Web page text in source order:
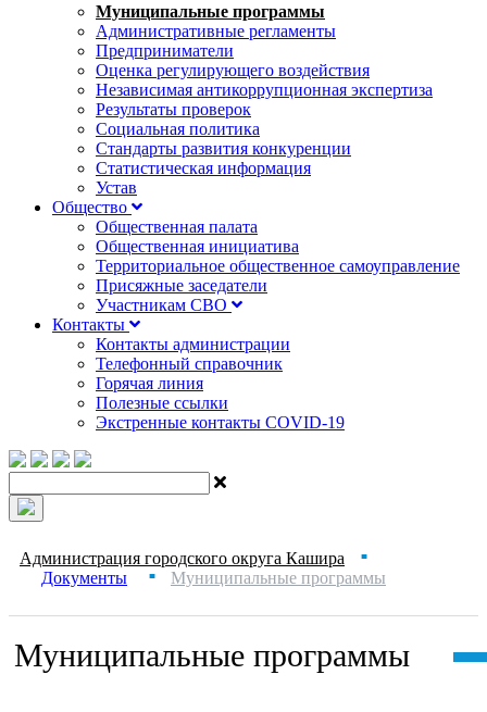
Муниципальные программы
Административные регламенты
Предприниматели
Оценка регулирующего воздействия
Независимая антикоррупционная экспертиза
Результаты проверок
Социальная политика
Стандарты развития конкуренции
Статистическая информация
Устав
Общество
Общественная палата
Общественная инициатива
Территориальное общественное самоуправление
Присяжные заседатели
Участникам СВО
Контакты
Контакты администрации
Телефонный справочник
Горячая линия
Полезные ссылки
Экстренные контакты COVID-19
Администрация городского округа Кашира ■
Документы ■ Муниципальные программы
Муниципальные программы